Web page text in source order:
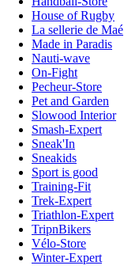
House of Rugby
La sellerie de Maé
Made in Paradis
Nauti-wave
On-Fight
Pecheur-Store
Pet and Garden
Slowood Interior
Smash-Expert
Sneak'In
Sneakids
Sport is good
Training-Fit
Trek-Expert
Triathlon-Expert
TripnBikers
Vélo-Store
Winter-Expert